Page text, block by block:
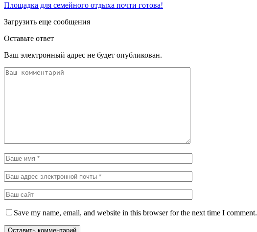
Площадка для семейного отдыха почти готова!
Загрузить еще сообщения
Оставьте ответ
Ваш электронный адрес не будет опубликован.
Save my name, email, and website in this browser for the next time I comment.